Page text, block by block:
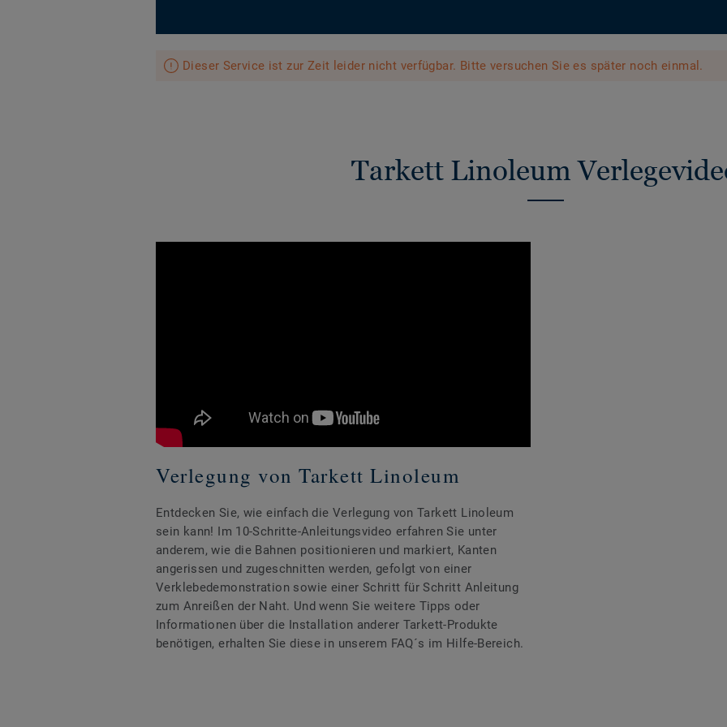
Dieser Service ist zur Zeit leider nicht verfügbar. Bitte versuchen Sie es später noch einmal.
Tarkett Linoleum
Verlegung von Tarkett Linoleum
Entdecken Sie, wie einfach die Verlegung von Tarkett Linoleum
sein kann! Im 10-Schritte-Anleitungsvideo erfahren Sie unter
anderem, wie die Bahnen positionieren und markiert, Kanten
angerissen und zugeschnitten werden, gefolgt von einer
Verklebedemonstration sowie einer Schritt für Schritt Anleitung
zum Anreißen der Naht. Und wenn Sie weitere Tipps oder
Informationen über die Installation anderer Tarkett-Produkte
benötigen, erhalten Sie diese in unserem FAQ´s im Hilfe-Bereich.